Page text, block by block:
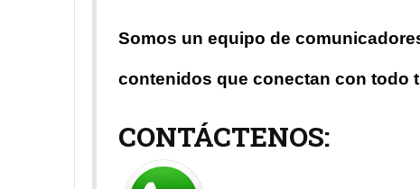
Somos un equipo de
contenidos que conectan con todo
CONTÁCTENOS: